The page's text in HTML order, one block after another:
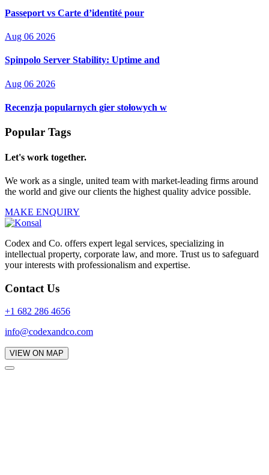
Passeport vs Carte d’identité pour
Aug 06 2026
Spinpolo Server Stability: Uptime and
Aug 06 2026
Recenzja popularnych gier stołowych w
Popular Tags
Let's work together.
We work as a single, united team with market-leading firms around
the world and give our clients the highest quality advice possible.
MAKE ENQUIRY
Codex and Co. offers expert legal services, specializing in
intellectual property, corporate law, and more. Trust us to safeguard
your interests with professionalism and expertise.
Contact Us
+1 682 286 4656
info@codexandco.com
VIEW ON MAP